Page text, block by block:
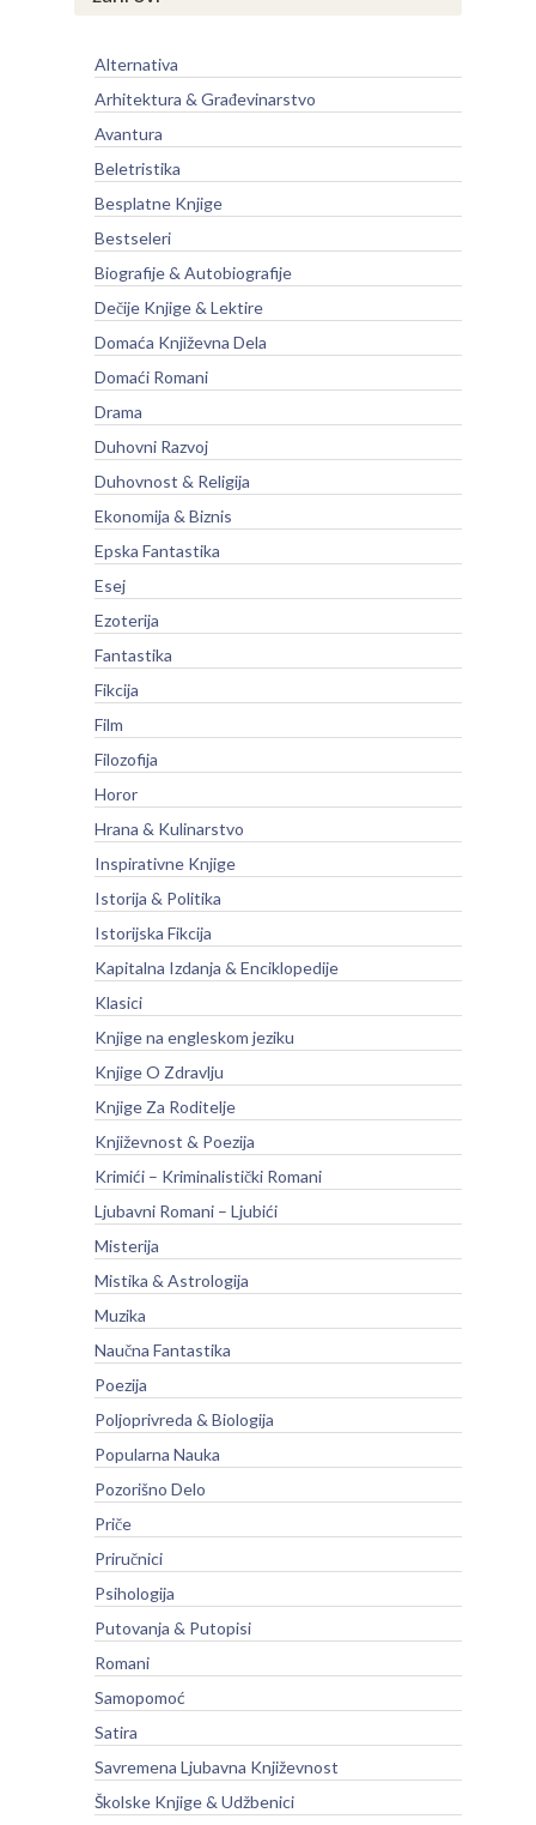
Alternativa
Arhitektura & Građevinarstvo
Avantura
Beletristika
Besplatne Knjige
Bestseleri
Biografije & Autobiografije
Dečije Knjige & Lektire
Domaća Književna Dela
Domaći Romani
Drama
Duhovni Razvoj
Duhovnost & Religija
Ekonomija & Biznis
Epska Fantastika
Esej
Ezoterija
Fantastika
Fikcija
Film
Filozofija
Horor
Hrana & Kulinarstvo
Inspirativne Knjige
Istorija & Politika
Istorijska Fikcija
Kapitalna Izdanja & Enciklopedije
Klasici
Knjige na engleskom jeziku
Knjige O Zdravlju
Knjige Za Roditelje
Književnost & Poezija
Krimići – Kriminalistički Romani
Ljubavni Romani – Ljubići
Misterija
Mistika & Astrologija
Muzika
Naučna Fantastika
Poezija
Poljoprivreda & Biologija
Popularna Nauka
Pozorišno Delo
Priče
Priručnici
Psihologija
Putovanja & Putopisi
Romani
Samopomoć
Satira
Savremena Ljubavna Književnost
Školske Knjige & Udžbenici